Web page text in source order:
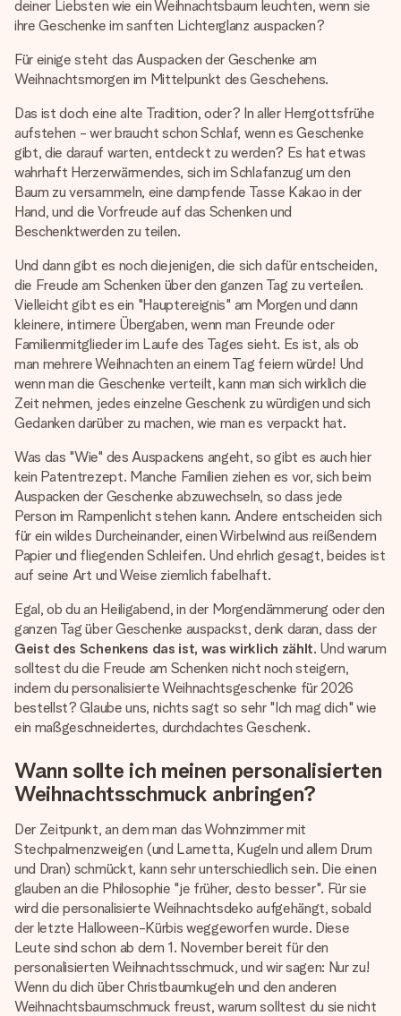
deiner Liebsten wie ein Weihnachtsbaum leuchten, wenn sie
ihre Geschenke im sanften Lichterglanz auspacken?
Für einige steht das Auspacken der Geschenke am
Weihnachtsmorgen im Mittelpunkt des Geschehens.
Das ist doch eine alte Tradition, oder? In aller Herrgottsfrühe
aufstehen - wer braucht schon Schlaf, wenn es Geschenke
gibt, die darauf warten, entdeckt zu werden? Es hat etwas
wahrhaft Herzerwärmendes, sich im Schlafanzug um den
Baum zu versammeln, eine dampfende Tasse Kakao in der
Hand, und die Vorfreude auf das Schenken und
Beschenktwerden zu teilen.
Und dann gibt es noch diejenigen, die sich dafür entscheiden,
die Freude am Schenken über den ganzen Tag zu verteilen.
Vielleicht gibt es ein "Hauptereignis" am Morgen und dann
kleinere, intimere Übergaben, wenn man Freunde oder
Familienmitglieder im Laufe des Tages sieht. Es ist, als ob
man mehrere Weihnachten an einem Tag feiern würde! Und
wenn man die Geschenke verteilt, kann man sich wirklich die
Zeit nehmen, jedes einzelne Geschenk zu würdigen und sich
Gedanken darüber zu machen, wie man es verpackt hat.
Was das "Wie" des Auspackens angeht, so gibt es auch hier
kein Patentrezept. Manche Familien ziehen es vor, sich beim
Auspacken der Geschenke abzuwechseln, so dass jede
Person im Rampenlicht stehen kann. Andere entscheiden sich
für ein wildes Durcheinander, einen Wirbelwind aus reißendem
Papier und fliegenden Schleifen. Und ehrlich gesagt, beides ist
auf seine Art und Weise ziemlich fabelhaft.
Egal, ob du an Heiligabend, in der Morgendämmerung oder den
ganzen Tag über Geschenke auspackst, denk daran, dass der
Geist des Schenkens das ist, was wirklich zählt. Und warum
solltest du die Freude am Schenken nicht noch steigern,
indem du personalisierte Weihnachtsgeschenke für 2026
bestellst? Glaube uns, nichts sagt so sehr "Ich mag dich" wie
ein maßgeschneidertes, durchdachtes Geschenk.
Wann sollte ich meinen personalisierten
Weihnachtsschmuck anbringen?
Der Zeitpunkt, an dem man das Wohnzimmer mit
Stechpalmenzweigen (und Lametta, Kugeln und allem Drum
und Dran) schmückt, kann sehr unterschiedlich sein. Die einen
glauben an die Philosophie "je früher, desto besser". Für sie
wird die personalisierte Weihnachtsdeko aufgehängt, sobald
der letzte Halloween-Kürbis weggeworfen wurde. Diese
Leute sind schon ab dem 1. November bereit für den
personalisierten Weihnachtsschmuck, und wir sagen: Nur zu!
Wenn du dich über Christbaumkugeln und den anderen
Weihnachtsbaumschmuck freust, warum solltest du sie nicht